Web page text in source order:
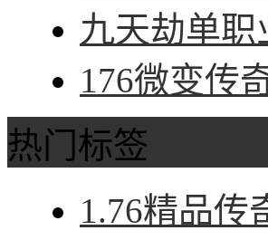
九天劫单
176微变传
热门标签
1.76精品传